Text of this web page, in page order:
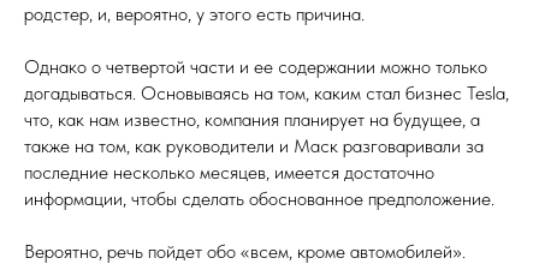
родстер, и, вероятно, у этого есть причина.
Однако о четвертой части и ее содержании можно только
догадываться. Основываясь на том, каким стал бизнес Tesla,
что, как нам известно, компания планирует на будущее, а
также на том, как руководители и Маск разговаривали за
последние несколько месяцев, имеется достаточно
информации, чтобы сделать обоснованное предположение.
Вероятно, речь пойдет обо «всем, кроме автомобилей».